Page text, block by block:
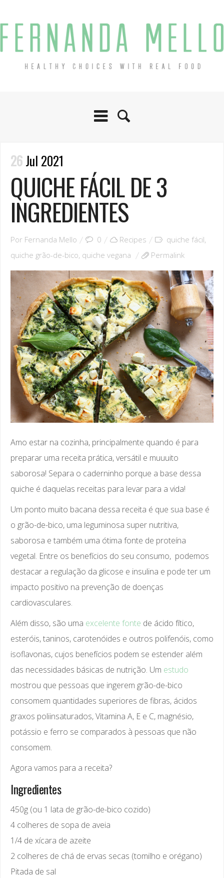
26Jul 2021
QUICHE FÁCIL DE 3
INGREDIENTES
Por Fernanda Mello 0 Recipes quiche fácil,
quiche grão-de-bico, quiche vegana Permalink
Amo estar na cozinha, principalmente quando é para
preparar uma receita prática, versátil e muuuito
saborosa! Separa o caderninho porque a base dessa
quiche é daquelas receitas para levar para a vida!
Um ponto muito bacana dessa receita é que sua base é
o grão-de-bico, uma leguminosa super nutritiva,
saborosa e também uma ótima fonte de proteína
vegetal. Entre os benefícios do seu consumo, podemos
destacar a regulação da glicose e insulina e pode ter um
impacto positivo na prevenção de doenças
cardiovasculares.
Além disso, são uma excelente fonte de ácido fítico,
esteróis, taninos, carotenóides e outros polifenóis, como
isoflavonas, cujos benefícios podem se estender além
das necessidades básicas de nutrição. Um estudo
mostrou que pessoas que ingerem grão-de-bico
consomem quantidades superiores de fibras, ácidos
graxos poliinsaturados, Vitamina A, E e C, magnésio,
potássio e ferro se comparados à pessoas que não
consomem.
Agora vamos para a receita?
Ingredientes
450g (ou 1 lata de grão-de-bico cozido)
4 colheres de sopa de aveia
1/4 de xícara de azeite
2 colheres de chá de ervas secas (tomilho e orégano)
Pitada de sal